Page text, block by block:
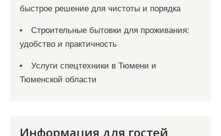
быстрое решение для чистоты и порядка
Строительные бытовки для проживания:
удобство и практичность
Услуги спецтехники в Тюмени и
Тюменской области
Информация для гостей